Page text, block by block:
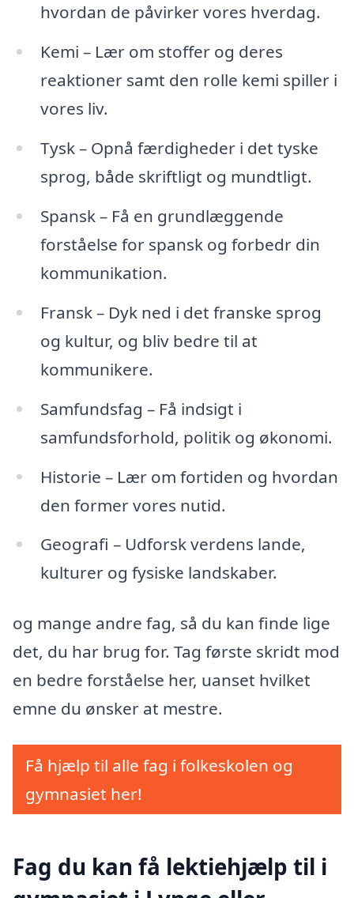
hvordan de påvirker vores hverdag.
Kemi – Lær om stoffer og deres
reaktioner samt den rolle kemi spiller i
vores liv.
Tysk – Opnå færdigheder i det tyske
sprog, både skriftligt og mundtligt.
Spansk – Få en grundlæggende
forståelse for spansk og forbedr din
kommunikation.
Fransk – Dyk ned i det franske sprog
og kultur, og bliv bedre til at
kommunikere.
Samfundsfag – Få indsigt i
samfundsforhold, politik og økonomi.
Historie – Lær om fortiden og hvordan
den former vores nutid.
Geografi – Udforsk verdens lande,
kulturer og fysiske landskaber.
og mange andre fag, så du kan finde lige
det, du har brug for. Tag første skridt mod
en bedre forståelse her, uanset hvilket
emne du ønsker at mestre.
Få hjælp til alle fag i folkeskolen og
gymnasiet her!
Fag du kan få lektiehjælp til i